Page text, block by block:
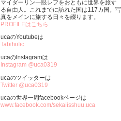
マイダーリン一眼レフをおともに世界を旅す
る自由人。これまでに訪れた国は117カ国。写
真をメインに旅する日々を綴ります。
PROFILEはこちら
ucaのYoutubeは
Tabiholic
ucaのInstagramは
Instagram @uca0319
ucaのツイッターは
Twitter @uca0319
ucaの世界一周facebookページは
www.facebook.com/sekaiisshuu.uca